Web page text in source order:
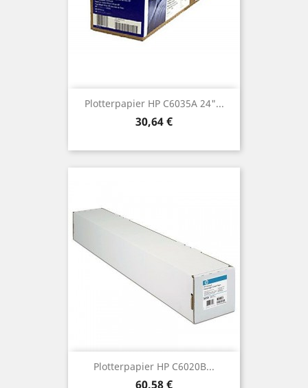
Plotterpapier HP C6035A 24"...
Preis
30,64 €
Plotterpapier HP C6020B...
Preis
60,58 €